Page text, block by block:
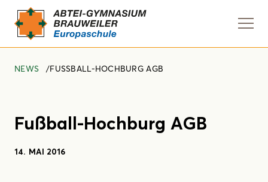
NEWS FUSSBALL-HOCHBURG AGB
Fußball-Hochburg AGB
14. MAI 2016